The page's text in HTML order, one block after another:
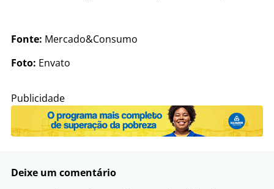
Fonte: Mercado&Consumo
Foto: Envato
Publicidade
Deixe um comentário